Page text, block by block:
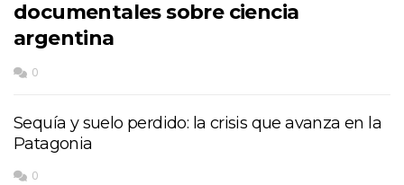
documentales sobre ciencia
argentina
0
Sequía y suelo perdido: la crisis que avanza en la
Patagonia
0